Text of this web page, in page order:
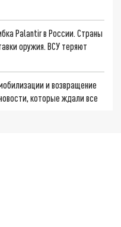
Palantir в России. Страны
оружия. ВСУ теряют
и возвращение
которые ждали все